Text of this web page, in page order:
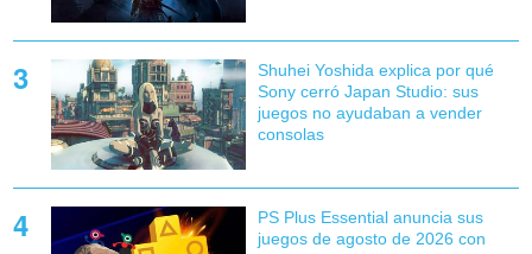
Shuhei Yoshida explica por qué
Sony cerró Japan Studio: sus
juegos no ayudaban a vender
consolas
PS Plus Essential anuncia sus
juegos de agosto de 2026 con